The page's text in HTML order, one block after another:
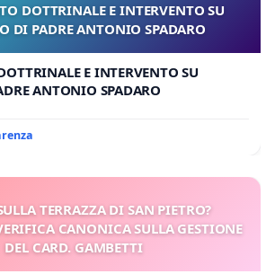
DOTTRINALE E INTERVENTO SU
DI PADRE ANTONIO SPADARO
E INTERVENTO SU
ANTONIO SPADARO
TERRAZZA DI SAN PIETRO?
CANONICA SULLA GESTIONE
DEL CARD. GAMBETTI